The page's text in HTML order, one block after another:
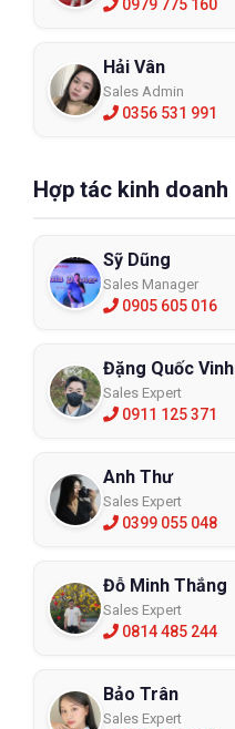
0979 775 160
Hải Vân
Sales Admin
0356 531 991
Hợp tác kinh doanh
Sỹ Dũng
Sales Manager
0905 605 016
Đặng Quốc Vinh
Sales Expert
0911 125 371
Anh Thư
Sales Expert
0399 055 048
Đỗ Minh Thắng
Sales Expert
0814 485 244
Bảo Trân
Sales Expert